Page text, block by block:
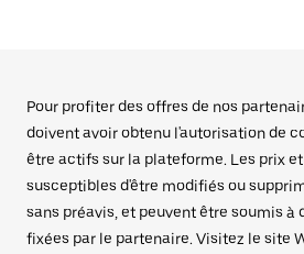
Pour profiter des offres de nos
doivent avoir obtenu l'autorisation de
être actifs sur la plateforme. Les prix
susceptibles d'être modifiés ou
sans préavis, et peuvent être soumis à
fixées par le partenaire. Visitez le site